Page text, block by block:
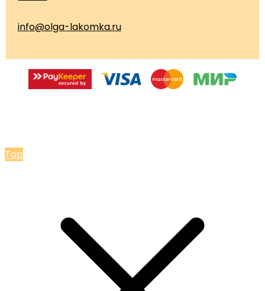
info@olga-lakomka.ru
Top